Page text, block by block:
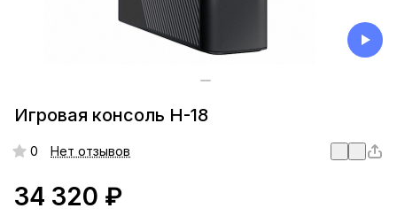
Игровая консоль H-18
0 Нет отзывов
34 320 ₽